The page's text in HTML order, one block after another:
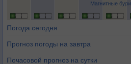
Магнитные бури
Погода сегодня
Прогноз погоды на завтра
Почасовой прогноз на сутки